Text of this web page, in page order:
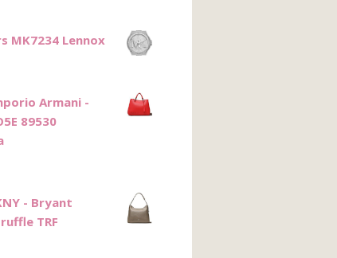
MK7234 Lennox
Armani -
89530
- Bryant
TRF